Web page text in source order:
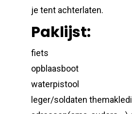
je tent achterlaten.
Paklijst:
fiets
opblaasboot
waterpistool
leger/soldaten